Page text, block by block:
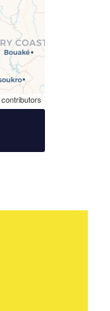
contributors